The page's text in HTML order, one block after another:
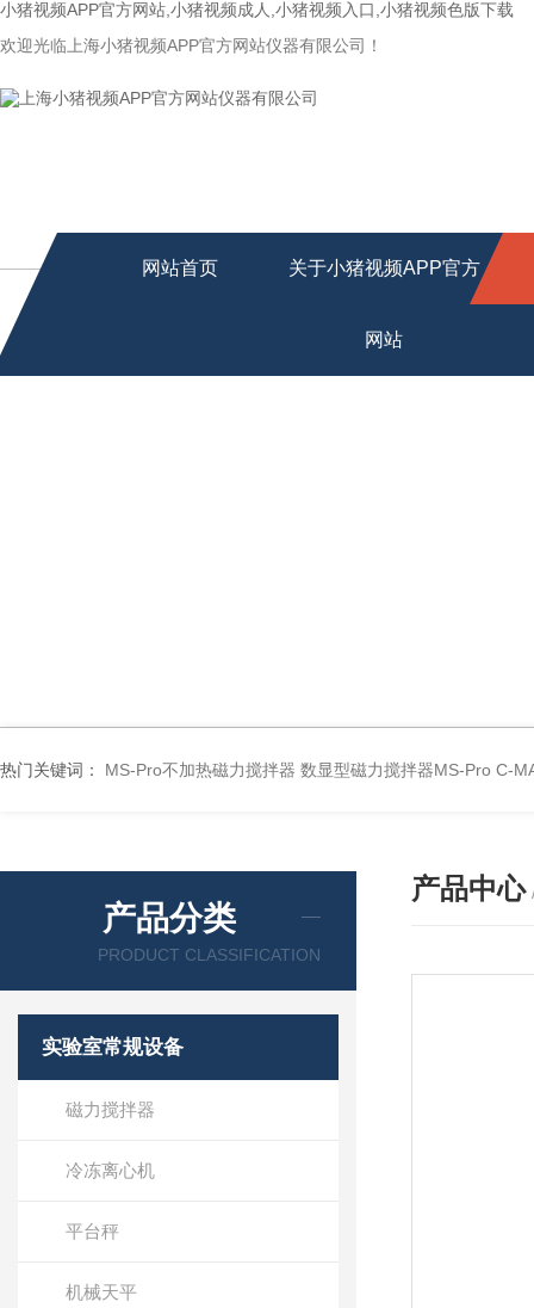
小猪视频APP官方网站,小猪视频成人,小猪视频入口,小猪视频色版下载
欢迎光临上海小猪视频APP官方网站仪器有限公司！
网站首页 关于小猪视频APP官方
网站
热门关键词： MS-Pro不加热磁力搅拌器 数显型磁力搅拌器MS-Pro C-
产品分类
PRODUCT CLASSIFICATION
实验室常规设备
磁力搅拌器
冷冻离心机
平台秤
机械天平
产品中心